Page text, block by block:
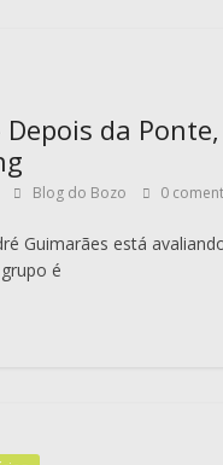
Depois da
Blog do Bozo 0
Guimarães está
é